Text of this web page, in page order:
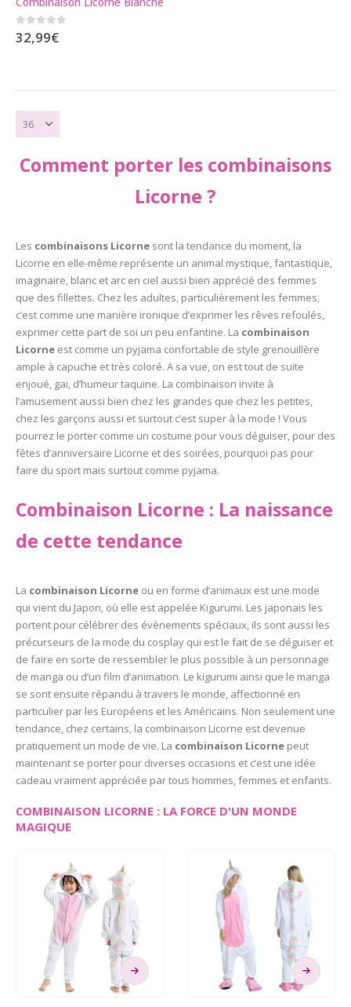
variations.
choisies
du
0 sur 5
32,99€
Comment porter les combinaisons
Licorne ?
Les combinaisons Licorne sont la tendance du moment, la
Licorne en elle-même représente un animal mystique, fantastique,
imaginaire, blanc et arc en ciel aussi bien apprécié des femmes
que des fillettes. Chez les adultes, particulièrement les femmes,
c’est comme une manière ironique d’exprimer les rêves refoulés,
exprimer cette part de soi un peu enfantine. La combinaison
Licorne est comme un pyjama confortable de style grenouillère
ample à capuche et très coloré. A sa vue, on est tout de suite
enjoué, gai, d’humeur taquine. La combinaison invite à
l’amusement aussi bien chez les grandes que chez les petites,
chez les garçons aussi et surtout c’est super à la mode ! Vous
pourrez le porter comme un costume pour vous déguiser, pour des
fêtes d’anniversaire Licorne et des soirées, pourquoi pas pour
faire du sport mais surtout comme pyjama.
Combinaison Licorne : La naissance
de cette tendance
La combinaison Licorne ou en forme d’animaux est une mode
qui vient du Japon, où elle est appelée Kigurumi. Les japonais les
portent pour célébrer des évènements spéciaux, ils sont aussi les
précurseurs de la mode du cosplay qui est le fait de se déguiser et
de faire en sorte de ressembler le plus possible à un personnage
de manga ou d’un film d’animation. Le kigurumi ainsi que le manga
se sont ensuite répandu à travers le monde, affectionné en
particulier par les Européens et les Américains. Non seulement une
tendance, chez certains, la combinaison Licorne est devenue
pratiquement un mode de vie. La combinaison Licorne peut
maintenant se porter pour diverses occasions et c’est une idée
cadeau vraiment appréciée par tous hommes, femmes et enfants.
COMBINAISON LICORNE : LA FORCE D'UN MONDE
MAGIQUE
Ce
produit
a
Ce
produit